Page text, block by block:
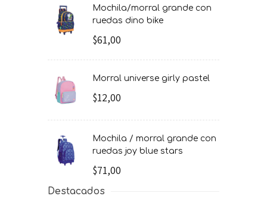
mochila/morral grande con
ruedas dino bike
$61,00
morral universe girly pastel
$12,00
mochila / morral grande con
ruedas joy blue stars
$71,00
Destacados